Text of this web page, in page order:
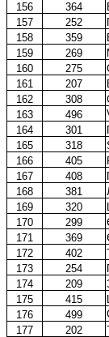
156
364
157
252
158
359
159
269
160
275
161
207
162
308
163
496
164
301
165
318
166
405
167
408
168
381
169
320
170
299
171
369
172
402
173
254
174
209
175
415
176
499
177
202